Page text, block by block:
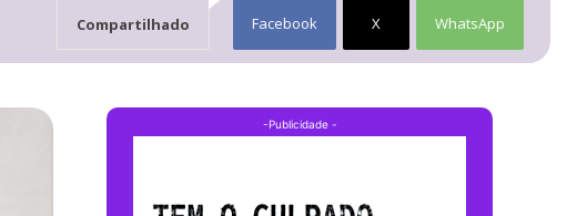
Compartilhado Facebook X WhatsApp
-Publicidade -